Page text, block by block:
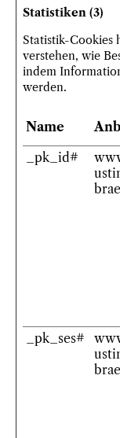
Statistiken (3)
Statistik-Cookies
verstehen, wie
indem
werden.
Name
_pk_id#
_pk_ses#